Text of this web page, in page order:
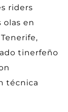
riders
olas en
tinerfeño
técnica